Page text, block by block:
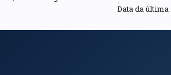
Data da última